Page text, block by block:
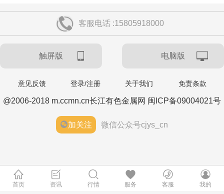
客服电话 :15805918000
触屏版 电脑版
意见反馈 登录/注册 关于我们 免责条款
@2006-2018 m.ccmn.cn长江有色金属网 闽ICP备09004021号
加关注 微信公众号cjys_cn
首页 资讯 行情 服务 客服 我的